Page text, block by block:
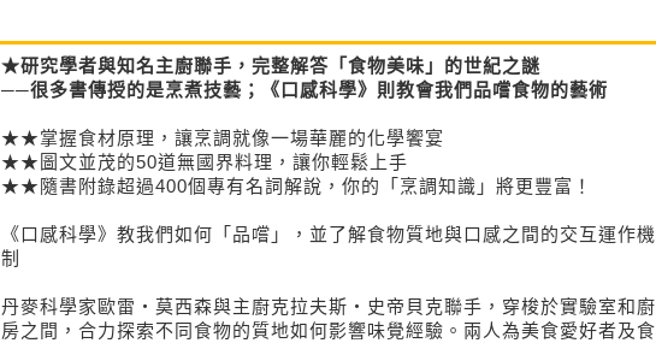
★研究學者與知名主廚聯手，完整解答「食物美味」的世紀之謎
──很多書傳授的是烹煮技藝；《口感科學》則教會我們品嚐食物的藝術
★★掌握食材原理，讓烹調就像一場華麗的化學饗宴
★★圖文並茂的50道無國界料理，讓你輕鬆上手
★★隨書附錄超過400個專有名詞解說，你的「烹調知識」將更豐富！
《口感科學》教我們如何「品嚐」，並了解食物質地與口感之間的交互運作機
制
丹麥科學家歐雷・莫西森與主廚克拉夫斯・史帝貝克聯手，穿梭於實驗室和廚
房之間，合力探索不同食物的質地如何影響味覺經驗。兩人為美食愛好者及食